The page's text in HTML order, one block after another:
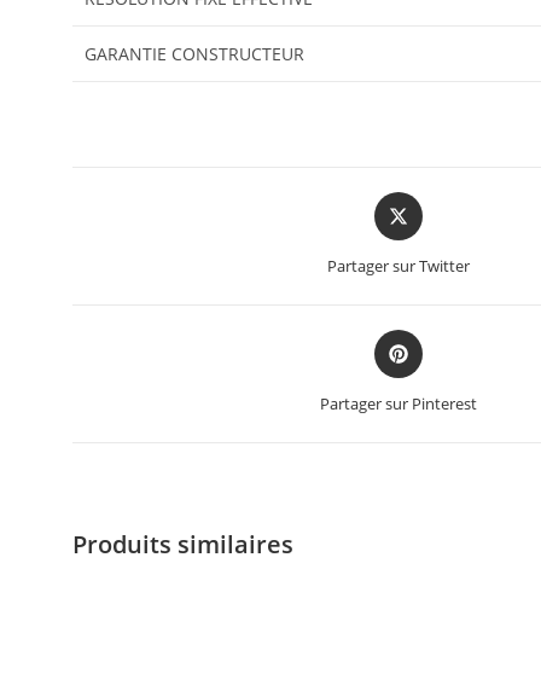
GARANTIE CONSTRUCTEUR
Partager sur Twitter
Partager sur Pinterest
Produits similaires